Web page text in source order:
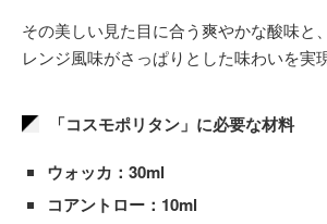
その美しい見た目に合う爽やかな酸味と
レンジ風味がさっぱりとした味わいを実
「コスモポリタン」に必要な材料
ウォッカ：30ml
コアントロー：10ml